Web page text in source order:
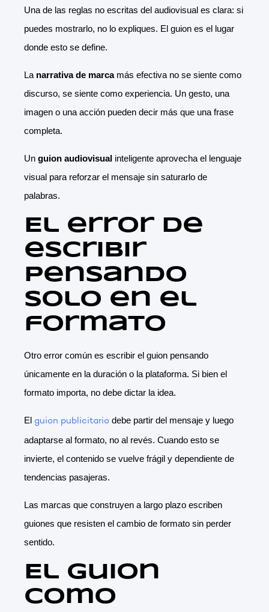
Una de las reglas no escritas del audiovisual es clara: si
puedes mostrarlo, no lo expliques. El guion es el lugar
donde esto se define.
La narrativa de marcamás efectiva no se siente como
discurso, se siente como experiencia. Un gesto, una
imagen o una acción pueden decir más que una frase
completa.
Un guion audiovisual inteligente aprovecha el lenguaje
visual para reforzar el mensaje sin saturarlo de
palabras.
El error de
escribir
pensando
solo en el
formato
Otro error común es escribir el guion pensando
únicamente en la duración o la plataforma. Si bien el
formato importa, no debe dictar la idea.
El guion publicitario debe partir del mensaje y luego
adaptarse al formato, no al revés. Cuando esto se
invierte, el contenido se vuelve frágil y dependiente de
tendencias pasajeras.
Las marcas que construyen a largo plazo escriben
guiones que resisten el cambio de formato sin perder
sentido.
El guion
como